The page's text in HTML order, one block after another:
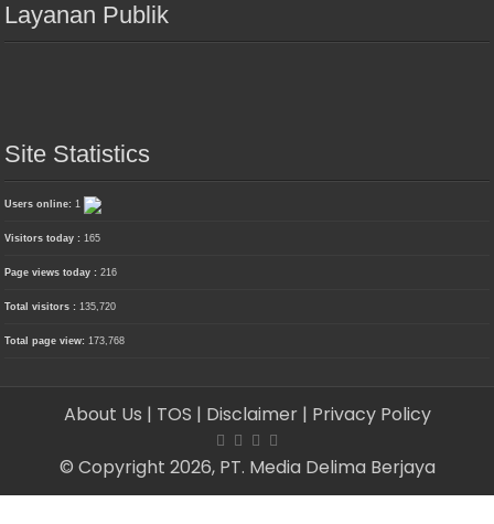
Layanan Publik
Site Statistics
Users online:1
Visitors today :165
Page views today :216
Total visitors :135,720
Total page view:173,768
About Us | TOS | Disclaimer | Privacy Policy
© Copyright 2026, PT. Media Delima Berjaya